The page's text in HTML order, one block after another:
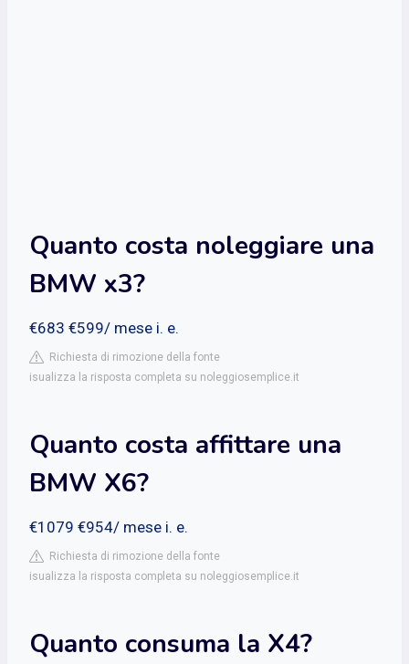
Quanto costa noleggiare una
BMW x3?
€683 €599/ mese i. e.
Richiesta di rimozione della fonte
isualizza la risposta completa su noleggiosemplice.it
Quanto costa affittare una
BMW X6?
€1079 €954/ mese i. e.
Richiesta di rimozione della fonte
isualizza la risposta completa su noleggiosemplice.it
Quanto consuma la X4?